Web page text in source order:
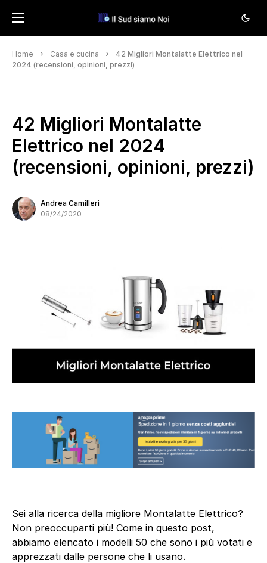
Home Casa e cucina
42 Migliori Montalatte Elettrico nel
2024 (recensioni, opinioni, prezzi)
42 Migliori Montalatte
Elettrico nel 2024
(recensioni, opinioni, prezzi)
Andrea Camilleri
08/24/2020
Sei alla ricerca della migliore Montalatte Elettrico?
Non preoccuparti più! Come in questo post,
abbiamo elencato i modelli 50 che sono i più votati e
apprezzati dalle persone che li usano.